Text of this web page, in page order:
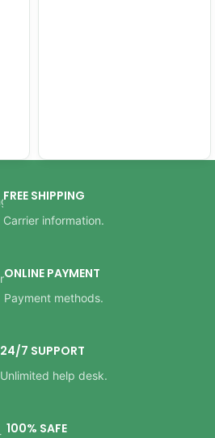
FREE SHIPPING
Carrier information.
ONLINE PAYMENT
Payment methods.
24/7 SUPPORT
Unlimited help desk.
100% SAFE